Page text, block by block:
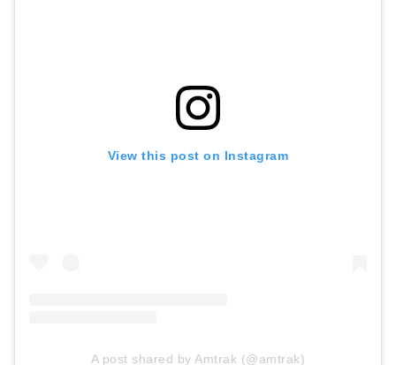
View this post on Instagram
A post shared by Amtrak (@amtrak)